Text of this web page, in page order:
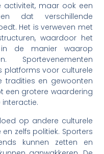
activiteit, maar ook een
dat verschillende
Het is verweven met
waardoor het
de manier waarop
Sportevenementen
platforms voor culturele
tradities en gewoonten
een grotere waardering
op andere culturele
zelfs politiek. Sporters
kunnen zetten en